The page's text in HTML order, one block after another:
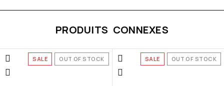
PRODUITS CONNEXES
SALE OUT OF STOCK SALE OUT OF STOCK